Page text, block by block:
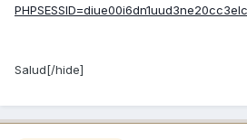
Salud[/hide]